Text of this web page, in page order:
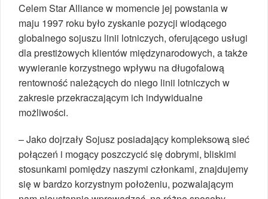
Celem Star Alliance w momencie jej powstania w
maju 1997 roku było zyskanie pozycji wiodącego
globalnego sojuszu linii lotniczych, oferującego usługi
dla prestiżowych klientów międzynarodowych, a także
wywieranie korzystnego wpływu na długofalową
rentowność należących do niego linii lotniczych w
zakresie przekraczającym ich indywidualne
możliwości.
– Jako dojrzały Sojusz posiadający kompleksową sieć
połączeń i mogący poszczycić się dobrymi, bliskimi
stosunkami pomiędzy naszymi członkami, znajdujemy
się w bardzo korzystnym położeniu, pozwalającym